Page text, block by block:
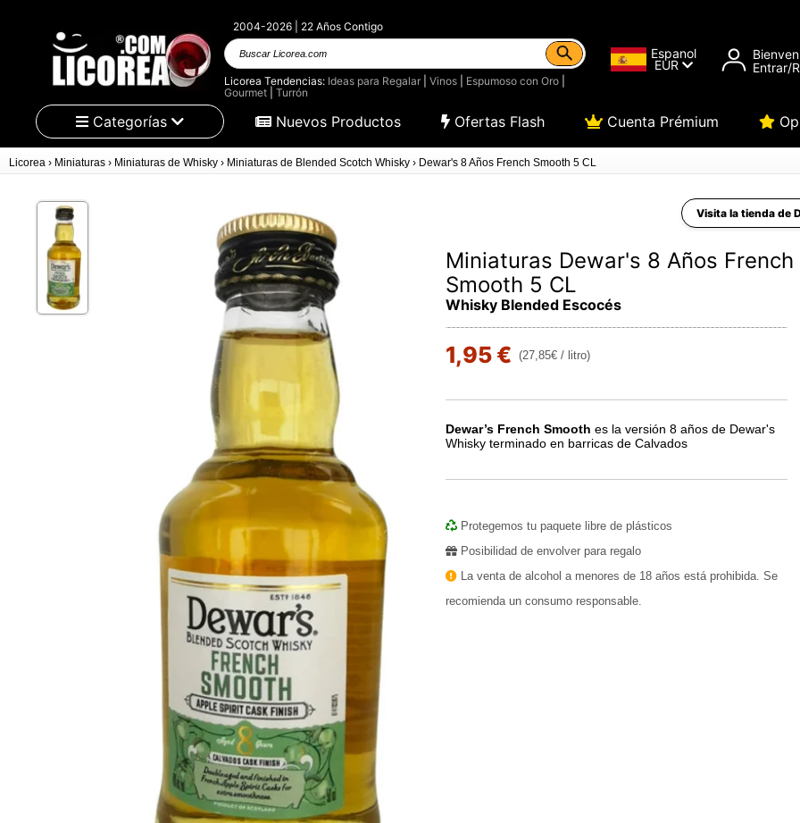
2004-2026 | 22 Años Contigo
Buscar Licorea.com
Licorea Tendencias: Ideas para Regalar| Vinos| Espumoso con Oro|
Gourmet| Turrón
Espanol
EUR
Entrar/
Categorías Nuevos Productos Ofertas Flash Cuenta Prémium
Licorea › Miniaturas › Miniaturas de Whisky › Miniaturas de Blended Scotch Whisky › Dewar's 8 Años French Smooth 5 CL
Visita la tienda de
Miniaturas Dewar's 8 Años French
Smooth 5 CL
Whisky Blended Escocés
1,95 € (27,85€ / litro)
Dewar’s French Smooth es la versión 8 años de Dewar's
Whisky terminado en barricas de Calvados
Protegemos tu paquete libre de plásticos
Posibilidad de envolver para regalo
La venta de alcohol a menores de 18 años está prohibida. Se
recomienda un consumo responsable.